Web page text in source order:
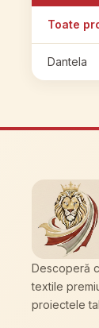
Toate
Dantela
Descoperă
textile
proiectele